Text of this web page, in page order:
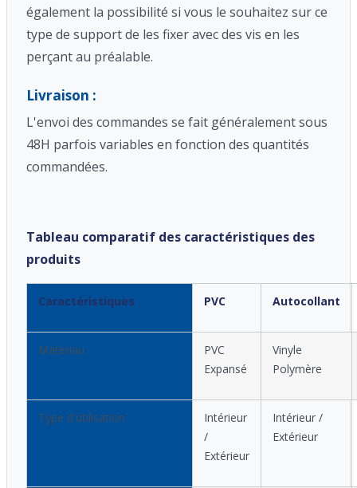
également la possibilité si vous le souhaitez sur ce
type de support de les fixer avec des vis en les
perçant au préalable.
Livraison :
L'envoi des commandes se fait généralement sous
48H parfois variables en fonction des quantités
commandées.
Tableau comparatif des caractéristiques des
produits
Caractéristiques PVC Autocollant
Matériau
PVC
Expansé
Vinyle
Polymère
Type d'utilisation
Intérieur
/
Extérieur
Intérieur /
Extérieur